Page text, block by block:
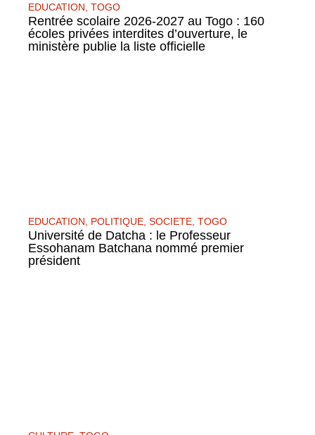
EDUCATION TOGO
Rentrée scolaire 2026-2027 au Togo : 160
écoles privées interdites d’ouverture, le
ministère publie la liste officielle
EDUCATION POLITIQUE SOCIETE TOGO
Université de Datcha : le Professeur
Essohanam Batchana nommé premier
président